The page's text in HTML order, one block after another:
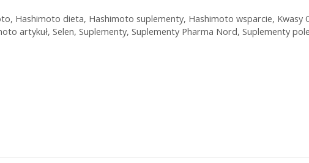
, Hashimoto dieta, Hashimoto suplementy, Hashimoto wsparcie, Kwasy
artykuł, Selen, Suplementy, Suplementy Pharma Nord, Suplementy